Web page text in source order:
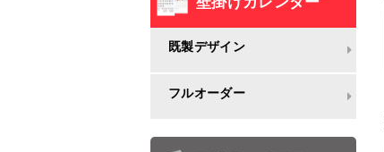
既製デザイン
フルオーダー